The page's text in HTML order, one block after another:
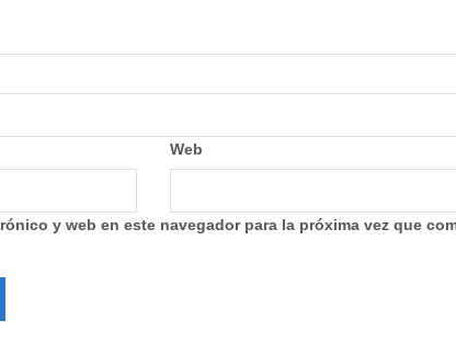
Web
y web en este navegador para la próxima vez que